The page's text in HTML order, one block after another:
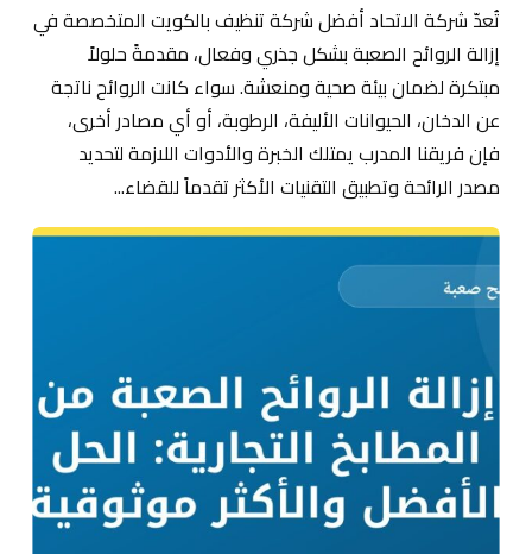
تُعدّ شركة الاتحاد أفضل شركة تنظيف بالكويت المتخصصة في
إزالة الروائح الصعبة بشكل جذري وفعال، مقدمةً حلولاً
مبتكرة لضمان بيئة صحية ومنعشة. سواء كانت الروائح ناتجة
عن الدخان، الحيوانات الأليفة، الرطوبة، أو أي مصادر أخرى،
فإن فريقنا المدرب يمتلك الخبرة والأدوات اللازمة لتحديد
مصدر الرائحة وتطبيق التقنيات الأكثر تقدماً للقضاء...